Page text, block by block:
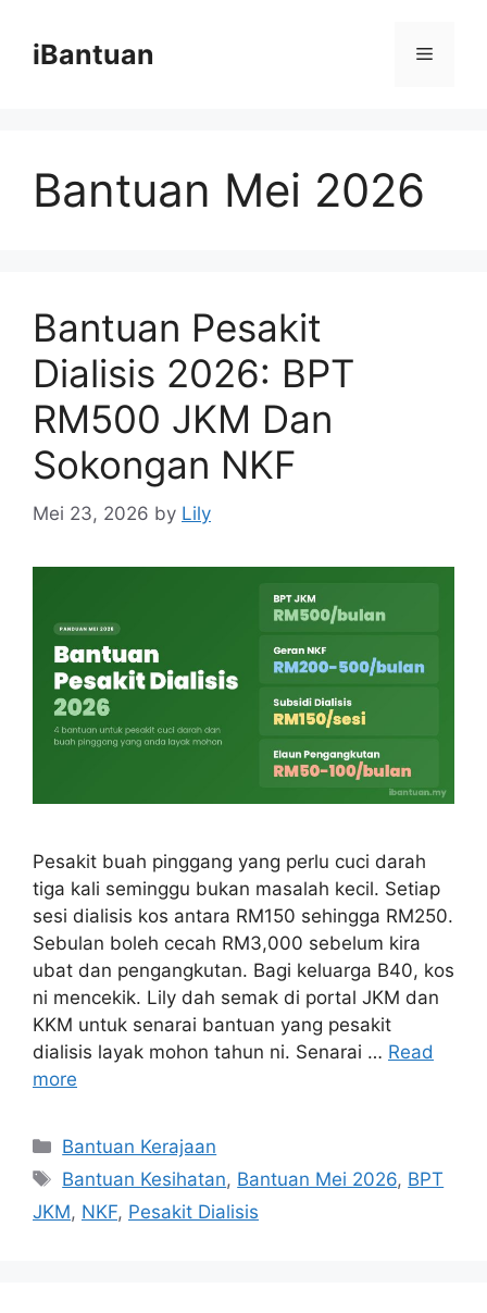
contentiBantuan Menu
Bantuan Mei 2026
Bantuan Pesakit
Dialisis 2026: BPT
RM500 JKM Dan
Sokongan NKF
Mei 23, 2026 by Lily
Pesakit buah pinggang yang perlu cuci darah
tiga kali seminggu bukan masalah kecil. Setiap
sesi dialisis kos antara RM150 sehingga RM250.
Sebulan boleh cecah RM3,000 sebelum kira
ubat dan pengangkutan. Bagi keluarga B40, kos
ni mencekik. Lily dah semak di portal JKM dan
KKM untuk senarai bantuan yang pesakit
dialisis layak mohon tahun ni. Senarai … Read
more
Categories
Bantuan Kerajaan
Tags
Bantuan Kesihatan, Bantuan Mei 2026, BPT
JKM, NKF, Pesakit Dialisis